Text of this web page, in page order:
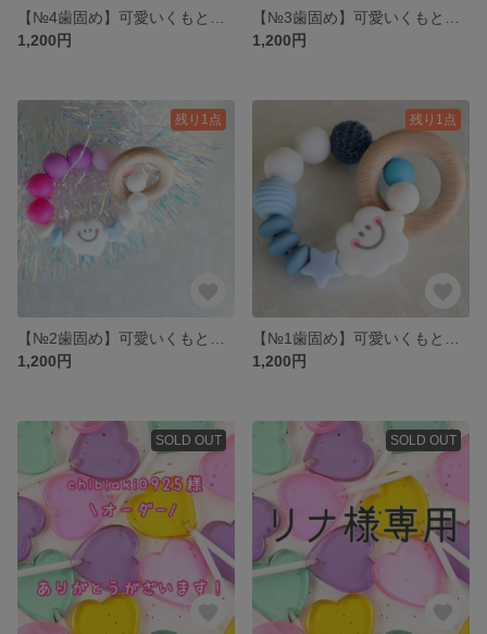
1,200円
1,200円
残り1点
1,200円
残り1点
1,200円
SOLD OUT SOLD OUT